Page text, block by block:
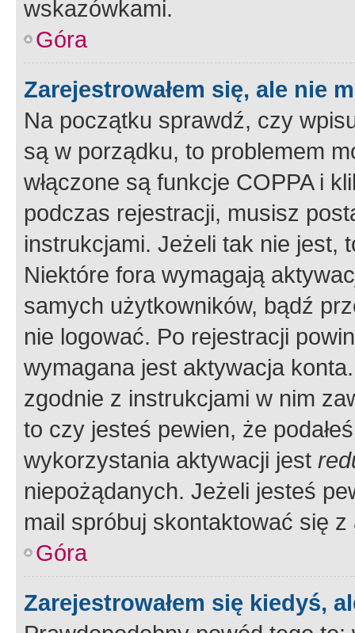
wskazówkami.
Góra
Zarejestrowałem się, ale nie
Na początku sprawdź, czy
są w porządku, to problemem
włączone są funkcje COPPA i
podczas rejestracji, musisz
instrukcjami. Jeżeli tak nie jest,
Niektóre fora wymagają
samych użytkowników, bądź
nie logować. Po rejestracji
wymagana jest aktywacja
zgodnie z instrukcjami w nim
to czy jesteś pewien, że
wykorzystania aktywacji jest
niepożądanych. Jeżeli jesteś
mail spróbuj skontaktować się
Góra
Zarejestrowałem się kiedyś,